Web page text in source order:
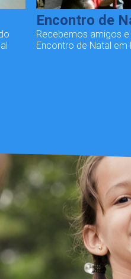
Encontro de
Recebemos amigos
Encontro de Natal em